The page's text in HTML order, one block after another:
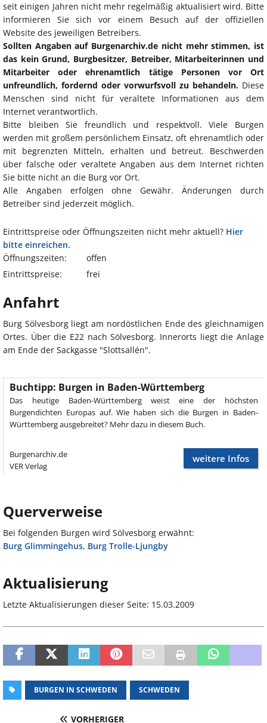
seit einigen Jahren nicht mehr regelmäßig aktualisiert wird. Bitte
informieren Sie sich vor einem Besuch auf der offiziellen
Website des jeweiligen Betreibers.
Sollten Angaben auf Burgenarchiv.de nicht mehr stimmen, ist
das kein Grund, Burgbesitzer, Betreiber, Mitarbeiterinnen und
Mitarbeiter oder ehrenamtlich tätige Personen vor Ort
unfreundlich, fordernd oder vorwurfsvoll zu behandeln. Diese
Menschen sind nicht für veraltete Informationen aus dem
Internet verantwortlich.
Bitte bleiben Sie freundlich und respektvoll. Viele Burgen
werden mit großem persönlichem Einsatz, oft ehrenamtlich oder
mit begrenzten Mitteln, erhalten und betreut. Beschwerden
über falsche oder veraltete Angaben aus dem Internet richten
Sie bitte nicht an die Burg vor Ort.
Alle Angaben erfolgen ohne Gewähr. Änderungen durch
Betreiber sind jederzeit möglich.
Eintrittspreise oder Öffnungszeiten nicht mehr aktuell? Hier
bitte einreichen.
Öffnungszeiten:
offen
Eintrittspreise:
frei
Anfahrt
Burg Sölvesborg liegt am nordöstlichen Ende des gleichnamigen
Ortes. Über die E22 nach Sölvesborg. Innerorts liegt die Anlage
am Ende der Sackgasse "Slottsallén".
Buchtipp: Burgen in Baden-Württemberg
Das heutige Baden-Württemberg weist eine der höchsten
Burgendichten Europas auf. Wie haben sich die Burgen in Baden-
Württemberg ausgebreitet? Mehr dazu in diesem Buch.
Burgenarchiv.de
VER Verlag
weitere Infos
Querverweise
Bei folgenden Burgen wird Sölvesborg erwähnt:
Burg Glimmingehus, Burg Trolle-Ljungby
Aktualisierung
Letzte Aktualisierungen dieser Seite: 15.03.2009
BURGEN IN SCHWEDEN SCHWEDEN
VORHERIGER